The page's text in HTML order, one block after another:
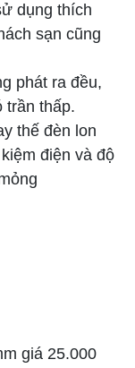
dụng thích
sạn cũng
phát ra đều,
trần thấp.
thế đèn lon
điện và độ
giá 25.000